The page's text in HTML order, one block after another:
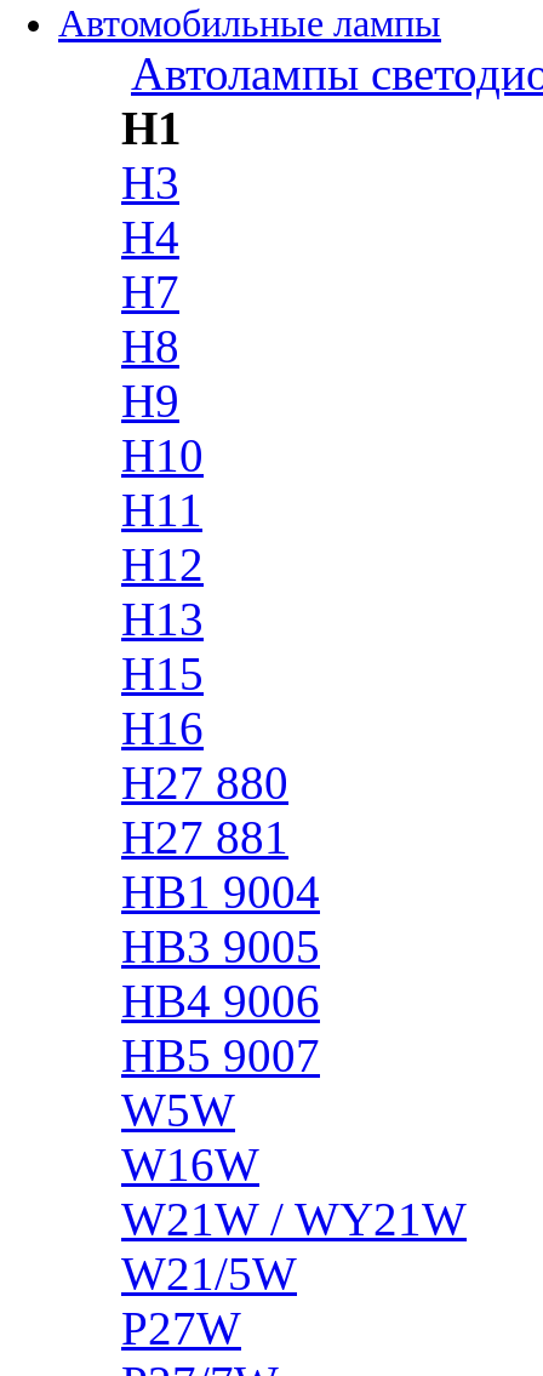
Автомобильные лампы
Автолампы
H1
H3
H4
H7
H8
H9
H10
H11
H12
H13
H15
H16
H27 880
H27 881
HB1 9004
HB3 9005
HB4 9006
HB5 9007
W5W
W16W
W21W / WY21W
W21/5W
P27W